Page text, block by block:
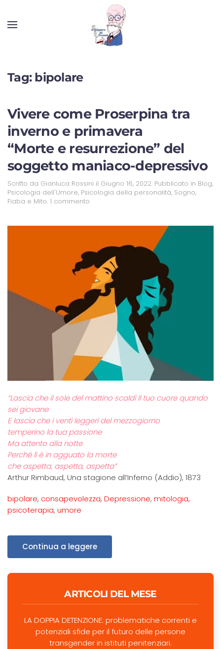
Tag: bipolare
Vivere come Proserpina tra
inverno e primavera
“Morte e resurrezione” del
soggetto maniaco-depressivo
Scritto da Gianluca Rossini il Giugno 16, 2022. Pubblicato in Blog,
Psicologia dell'Umore, Psicologia della personalità, Sogno,
Fiaba e Mito. 1 commento
“Lascia che il sole del mattino scaldi Il tuo cuore quando
sei giovane
E lascia che i venti leggeri del mezzogiorno
temperino la tua passione
Ma attento alla notte
Perché lì è in agguato la morte
che aspetta, aspetta, aspetta”
Arthur Rimbaud, Una stagione all’Inferno (Addio), 1873
bipolare, consapevolezza, Depressione, mitologia,
psicoterapia, umore
Continua a leggere
ARTICOLI DEL MESE
LA DOPPIA DETENZIONE: problematiche correnti e
potenziali sfide per il futuro delle persone
transgender in istituti penitenziari.